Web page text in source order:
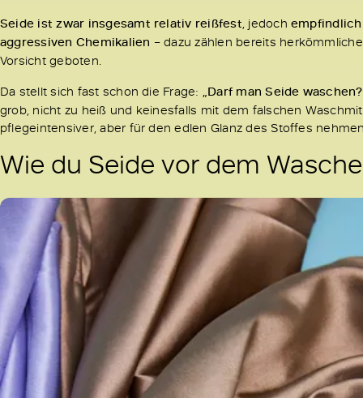
Seide ist zwar insgesamt relativ reißfest , jedoch
aggressiven Chemikalien – dazu zählen bereits
Vorsicht geboten.
Da stellt sich fast schon die Frage: „Darf man Seide waschen?
grob, nicht zu heiß und keinesfalls mit dem falschen
pflegeintensiver, aber für den edlen Glanz des Stoffes
Wie du Seide vor dem